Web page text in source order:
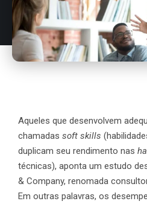
Aqueles que desenvolvem
chamadas soft skills
duplicam seu rendimento nas
técnicas), aponta um estudo
& Company, renomada
Em outras palavras, os